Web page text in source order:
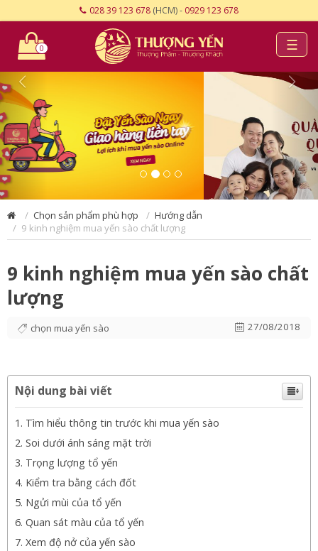
028 39 123 678 (HCM) - 0929 123 678
☰
0
9 kinh nghiệm mua yến sào chất lượng
9 kinh nghiệm mua yến sào chất
lượng
Nội dung bài viết
Tìm hiểu thông tin trước khi mua yến sào
Soi dưới ánh sáng mặt trời
Trọng lượng tổ yến
Kiểm tra bằng cách đốt
Ngửi mùi của tổ yến